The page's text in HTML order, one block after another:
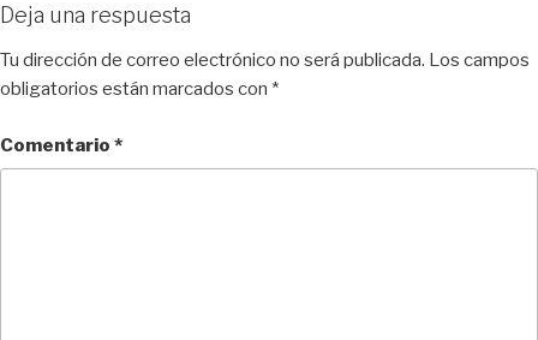
Deja una respuesta
Tu dirección de correo electrónico no será publicada. Los campos
obligatorios están marcados con *
Comentario *